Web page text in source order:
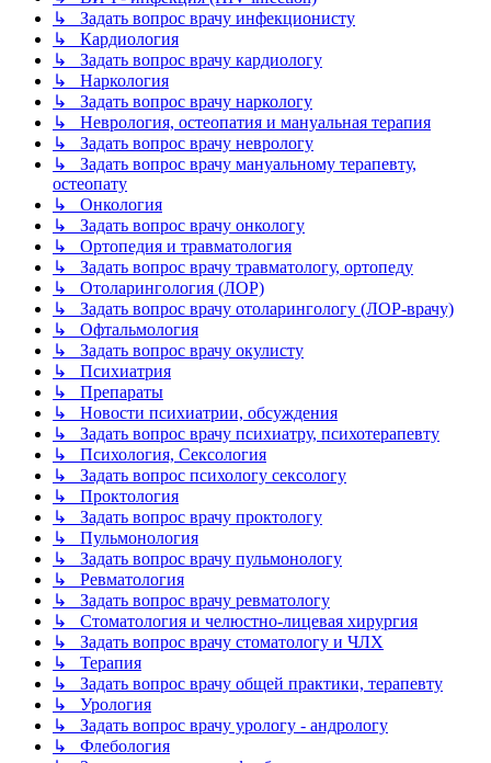
↳ Задать вопрос врачу инфекционисту
↳ Кардиология
↳ Задать вопрос врачу кардиологу
↳ Наркология
↳ Задать вопрос врачу наркологу
↳ Неврология, остеопатия и мануальная терапия
↳ Задать вопрос врачу неврологу
↳ Задать вопрос врачу мануальному терапевту,
остеопату
↳ Онкология
↳ Задать вопрос врачу онкологу
↳ Ортопедия и травматология
↳ Задать вопрос врачу травматологу, ортопеду
↳ Отоларингология (ЛОР)
↳ Задать вопрос врачу отоларингологу (ЛОР-врачу)
↳ Офтальмология
↳ Задать вопрос врачу окулисту
↳ Психиатрия
↳ Препараты
↳ Новости психиатрии, обсуждения
↳ Задать вопрос врачу психиатру, психотерапевту
↳ Психология, Сексология
↳ Задать вопрос психологу сексологу
↳ Проктология
↳ Задать вопрос врачу проктологу
↳ Пульмонология
↳ Задать вопрос врачу пульмонологу
↳ Ревматология
↳ Задать вопрос врачу ревматологу
↳ Стоматология и челюстно-лицевая хирургия
↳ Задать вопрос врачу стоматологу и ЧЛХ
↳ Терапия
↳ Задать вопрос врачу общей практики, терапевту
↳ Урология
↳ Задать вопрос врачу урологу - андрологу
↳ Флебология